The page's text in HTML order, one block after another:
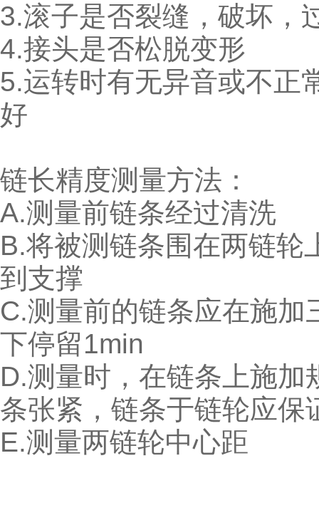
3.滚子是否裂缝，破坏，
4.接头是否松脱变形
5.运转时有无异音或不正
好
链长精度测量方法：
A.测量前链条经过清洗
B.将被测链条围在两链轮
到支撑
C.测量前的链条应在施
下停留1min
D.测量时，在链条上施
条张紧，链条于链轮应保
E.测量两链轮中心距